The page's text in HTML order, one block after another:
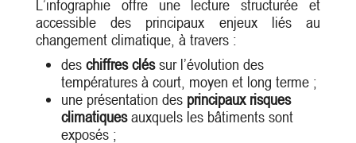
L’infographie offre une lecture structurée et
accessible des principaux enjeux liés au
changement climatique, à travers :
des chiffres cléssur l’évolution des
températures à court, moyen et long terme ;
une présentation des principaux risques
climatiquesauxquels les bâtiments sont
exposés ;